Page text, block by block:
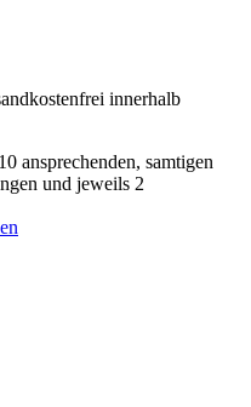
innerhalb
ansprechenden, samtigen
und jeweils 2